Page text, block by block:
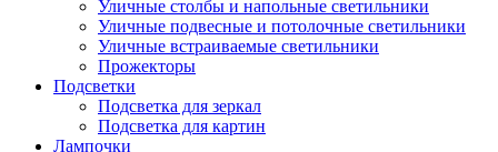
Уличные столбы и напольные светильники
Уличные подвесные и потолочные светильники
Уличные встраиваемые светильники
Прожекторы
Подсветки
Подсветка для зеркал
Подсветка для картин
Лампочки